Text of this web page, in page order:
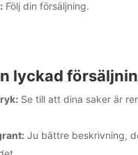
Följ din försäljning.
lyckad
Se till att dina saker är
Ju bättre beskrivning,